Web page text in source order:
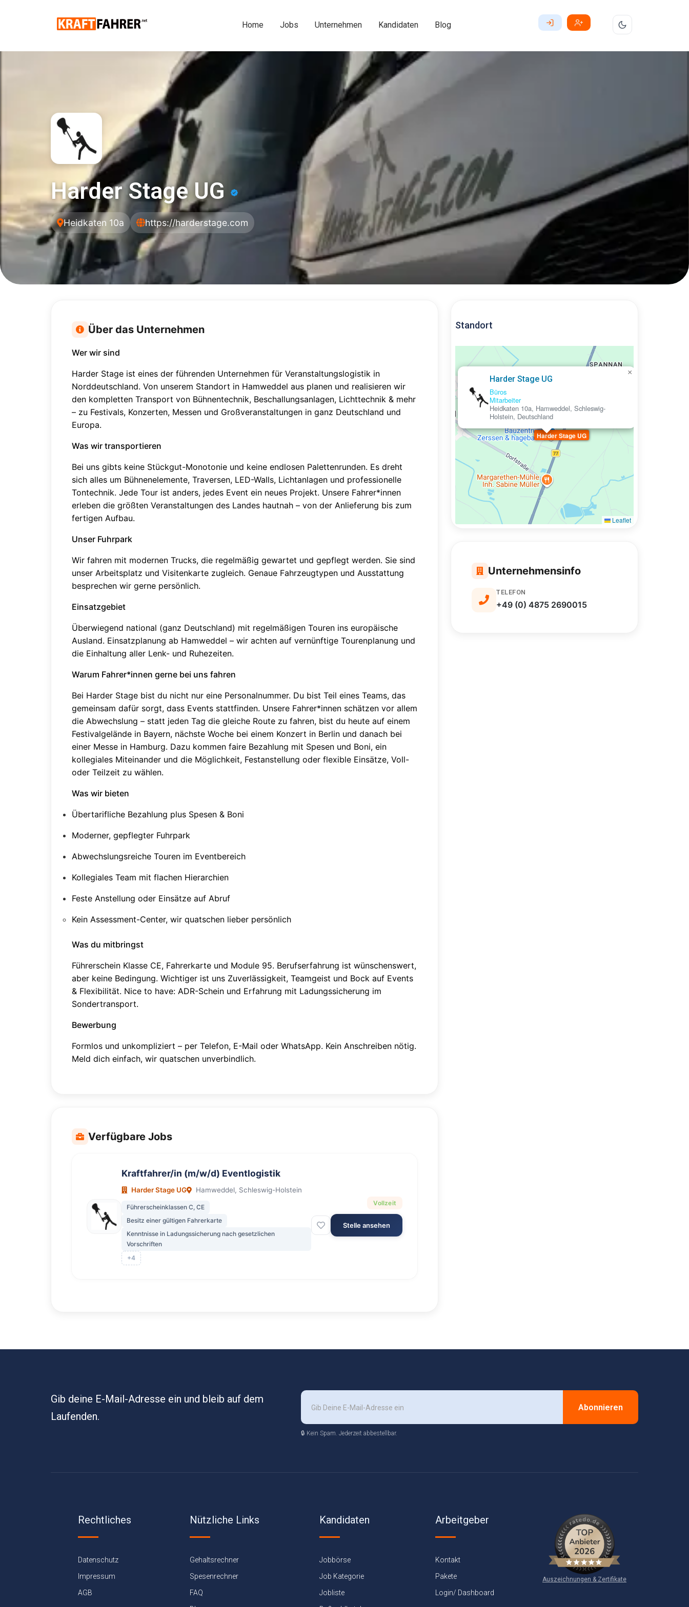
Home Jobs Unternehmen Kandidaten Blog
Harder Stage UG
Heidkaten 10a https://harderstage.com
Über das Unternehmen
Wer wir sind
Harder Stage ist eines der führenden Unternehmen für Veranstaltungslogistik in
Norddeutschland. Von unserem Standort in Hamweddel aus planen und realisieren wir
den kompletten Transport von Bühnentechnik, Beschallungsanlagen, Lichttechnik & mehr
– zu Festivals, Konzerten, Messen und Großveranstaltungen in ganz Deutschland und
Europa.
Was wir transportieren
Bei uns gibts keine Stückgut-Monotonie und keine endlosen Palettenrunden. Es dreht
sich alles um Bühnenelemente, Traversen, LED-Walls, Lichtanlagen und professionelle
Tontechnik. Jede Tour ist anders, jedes Event ein neues Projekt. Unsere Fahrer*innen
erleben die größten Veranstaltungen des Landes hautnah – von der Anlieferung bis zum
fertigen Aufbau.
Unser Fuhrpark
Wir fahren mit modernen Trucks, die regelmäßig gewartet und gepflegt werden. Sie sind
unser Arbeitsplatz und Visitenkarte zugleich. Genaue Fahrzeugtypen und Ausstattung
besprechen wir gerne persönlich.
Einsatzgebiet
Überwiegend national (ganz Deutschland) mit regelmäßigen Touren ins europäische
Ausland. Einsatzplanung ab Hamweddel – wir achten auf vernünftige Tourenplanung und
die Einhaltung aller Lenk- und Ruhezeiten.
Warum Fahrer*innen gerne bei uns fahren
Bei Harder Stage bist du nicht nur eine Personalnummer. Du bist Teil eines Teams, das
gemeinsam dafür sorgt, dass Events stattfinden. Unsere Fahrer*innen schätzen vor allem
die Abwechslung – statt jeden Tag die gleiche Route zu fahren, bist du heute auf einem
Festivalgelände in Bayern, nächste Woche bei einem Konzert in Berlin und danach bei
einer Messe in Hamburg. Dazu kommen faire Bezahlung mit Spesen und Boni, ein
kollegiales Miteinander und die Möglichkeit, Festanstellung oder flexible Einsätze, Voll-
oder Teilzeit zu wählen.
Was wir bieten
Übertarifliche Bezahlung plus Spesen & Boni
Moderner, gepflegter Fuhrpark
Abwechslungsreiche Touren im Eventbereich
Kollegiales Team mit flachen Hierarchien
Feste Anstellung oder Einsätze auf Abruf
Kein Assessment-Center, wir quatschen lieber persönlich
Was du mitbringst
Führerschein Klasse CE, Fahrerkarte und Module 95. Berufserfahrung ist wünschenswert,
aber keine Bedingung. Wichtiger ist uns Zuverlässigkeit, Teamgeist und Bock auf Events
& Flexibilität. Nice to have: ADR-Schein und Erfahrung mit Ladungssicherung im
Sondertransport.
Bewerbung
Formlos und unkompliziert – per Telefon, E-Mail oder WhatsApp. Kein Anschreiben nötig.
Meld dich einfach, wir quatschen unverbindlich.
Verfügbare Jobs
Kraftfahrer/in (m/w/d) Eventlogistik
Harder Stage UG Hamweddel, Schleswig-Holstein
Führerscheinklassen C, CE
Besitz einer gültigen Fahrerkarte
Kenntnisse in Ladungssicherung nach gesetzlichen
Vorschriften
+4
Vollzeit
Stelle ansehen
Standort
Harder Stage UG
Harder Stage UG
Büros
Mitarbeiter
Heidkaten 10a, Hamweddel, Schleswig-
Holstein, Deutschland
×
Leaflet
Unternehmensinfo
TELEFON
+49 (0) 4875 2690015
Gib deine E-Mail-Adresse ein und bleib auf dem
Laufenden.
Abonnieren
🔒 Kein Spam. Jederzeit abbestellbar.
Rechtliches
Datenschutz
Impressum
AGB
Nützliche Links
Gehaltsrechner
Spesenrechner
FAQ
Kandidaten
Jobbörse
Job Kategorie
Jobliste
Arbeitgeber
Kontakt
Pakete
Login/ Dashboard
Auszeichnungen & Zertifikate